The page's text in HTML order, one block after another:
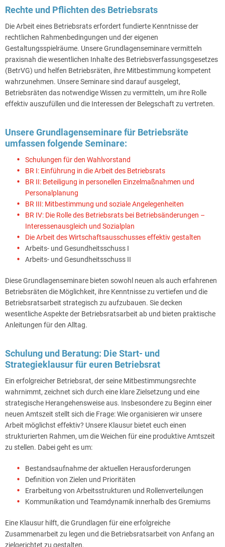
Rechte und Pflichten des Betriebsrats
Die Arbeit eines Betriebsrats erfordert fundierte Kenntnisse der
rechtlichen Rahmenbedingungen und der eigenen
Gestaltungsspielräume. Unsere Grundlagenseminare vermitteln
praxisnah die wesentlichen Inhalte des Betriebsverfassungsgesetzes
(BetrVG) und helfen Betriebsräten, ihre Mitbestimmung kompetent
wahrzunehmen. Unsere Seminare sind darauf ausgelegt,
Betriebsräten das notwendige Wissen zu vermitteln, um ihre Rolle
effektiv auszufüllen und die Interessen der Belegschaft zu vertreten.
Unsere Grundlagenseminare für Betriebsräte
umfassen folgende Seminare:
Schulungen für den Wahlvorstand
BR I: Einführung in die Arbeit des Betriebsrats
BR II: Beteiligung in personellen Einzelmaßnahmen und
Personalplanung
BR III: Mitbestimmung und soziale Angelegenheiten
BR IV: Die Rolle des Betriebsrats bei Betriebsänderungen –
Interessenausgleich und Sozialplan
Die Arbeit des Wirtschaftsausschusses effektiv gestalten
Arbeits- und Gesundheitsschuss I
Arbeits- und Gesundheitsschuss II
Diese Grundlagenseminare bieten sowohl neuen als auch erfahrenen
Betriebsräten die Möglichkeit, ihre Kenntnisse zu vertiefen und die
Betriebsratsarbeit strategisch zu aufzubauen. Sie decken
wesentliche Aspekte der Betriebsratsarbeit ab und bieten praktische
Anleitungen für den Alltag.
Schulung und Beratung: Die Start- und
Strategieklausur für euren Betriebsrat
Ein erfolgreicher Betriebsrat, der seine Mitbestimmungsrechte
wahrnimmt, zeichnet sich durch eine klare Zielsetzung und eine
strategische Herangehensweise aus. Insbesondere zu Beginn einer
neuen Amtszeit stellt sich die Frage: Wie organisieren wir unsere
Arbeit möglichst effektiv? Unsere Klausur bietet euch einen
strukturierten Rahmen, um die Weichen für eine produktive Amtszeit
zu stellen. Dabei geht es um:
Bestandsaufnahme der aktuellen Herausforderungen
Definition von Zielen und Prioritäten
Erarbeitung von Arbeitsstrukturen und Rollenverteilungen
Kommunikation und Teamdynamik innerhalb des Gremiums
Eine Klausur hilft, die Grundlagen für eine erfolgreiche
Zusammenarbeit zu legen und die Betriebsratsarbeit von Anfang an
zielgerichtet zu gestalten.